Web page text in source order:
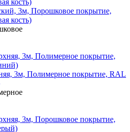
3м, Порошковое покрытие,
кость)
3м, Полимерное покрытие, RAL